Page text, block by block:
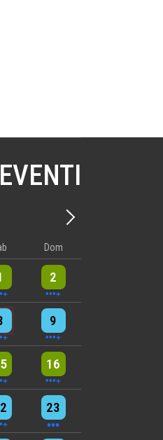
Avanti - Mese
Dom
2
8 events
9
8 events
16
4 events
23
3 events